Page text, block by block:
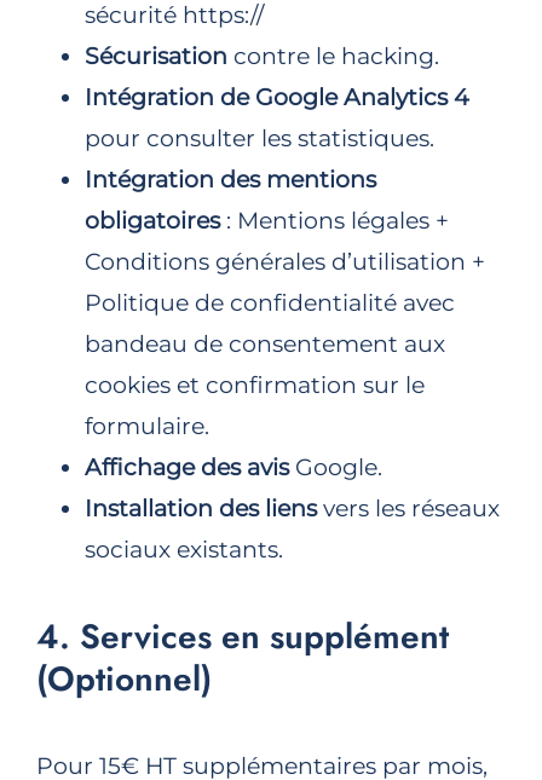
sécurité https://
Sécurisation contre le hacking.
Intégration de Google Analytics 4
pour consulter les statistiques.
Intégration des mentions
obligatoires: Mentions légales +
Conditions générales d’utilisation +
Politique de confidentialité avec
bandeau de consentement aux
cookies et confirmation sur le
formulaire.
Affichage des avisGoogle.
Installation des liensvers les réseaux
sociaux existants.
4. Services en supplément
(Optionnel)
Pour 15€ HT supplémentaires par mois,